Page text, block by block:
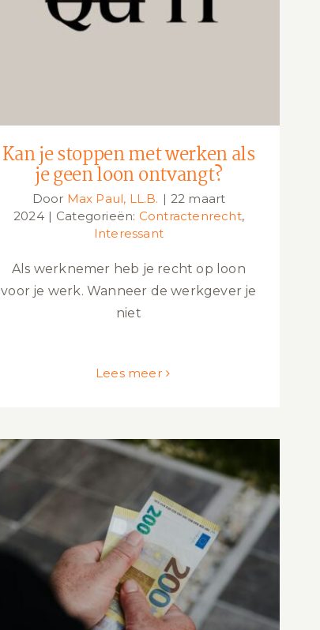
Kan je stoppen met werken als je
geen loon ontvangt?
Kan je stoppen met werken als
je geen loon ontvangt?
Door Max Paul, LL.B. | 22 maart
2024 | Categorieën: Contractenrecht,
Interessant
Als werknemer heb je recht op loon
voor je werk. Wanneer de werkgever je
niet
Lees meer
Hoe hoog is de transitievergoeding
als je wordt ontslagen?